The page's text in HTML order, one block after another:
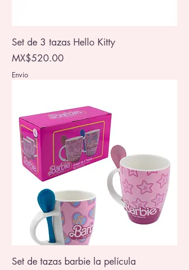
Set de 3 tazas Hello Kitty
Price
MX$520.00
Envio
Set de tazas barbie la película